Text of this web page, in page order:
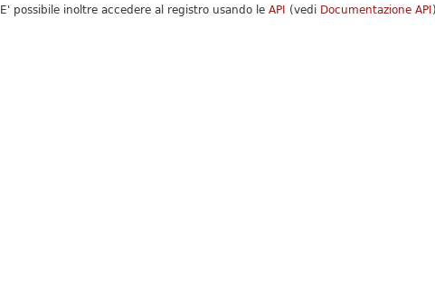
E' possibile inoltre accedere al registro usando le API (vedi Documentazione API